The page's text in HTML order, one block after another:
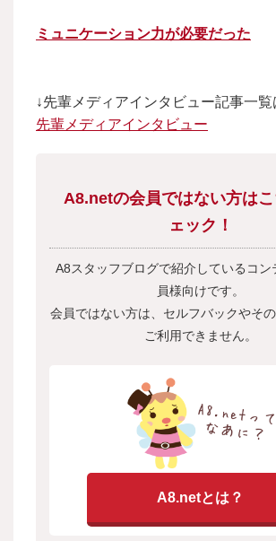
ミュニケーション力が必要だった
↓先輩メディアインタビュー記事一覧
先輩メディアインタビュー
A8.netの会員ではない方は
ェック！
A8スタッフブログで紹介しているコン
員様向けです。
会員ではない方は、セルフバックやそ
ご利用できません。
A8.netとは？